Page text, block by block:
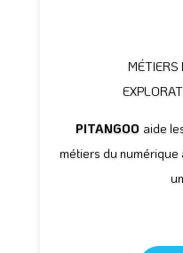
MÉTIERS
PITANGOO aide
métiers du